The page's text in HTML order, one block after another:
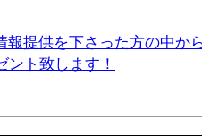
報提供を下さった方の中か
ント致します！